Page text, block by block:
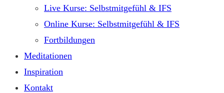
Live Kurse: Selbstmitgefühl & IFS
Online Kurse: Selbstmitgefühl & IFS
Fortbildungen
Meditationen
Inspiration
Kontakt